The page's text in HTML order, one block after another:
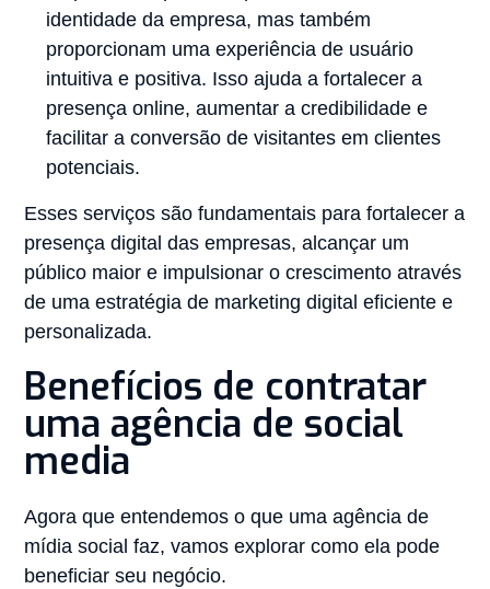
identidade da empresa, mas também
proporcionam uma experiência de usuário
intuitiva e positiva. Isso ajuda a fortalecer a
presença online, aumentar a credibilidade e
facilitar a conversão de visitantes em clientes
potenciais.
Esses serviços são fundamentais para fortalecer a
presença digital das empresas, alcançar um
público maior e impulsionar o crescimento através
de uma estratégia de marketing digital eficiente e
personalizada.
Benefícios de contratar
uma agência de social
media
Agora que entendemos o que uma agência de
mídia social faz, vamos explorar como ela pode
beneficiar seu negócio.